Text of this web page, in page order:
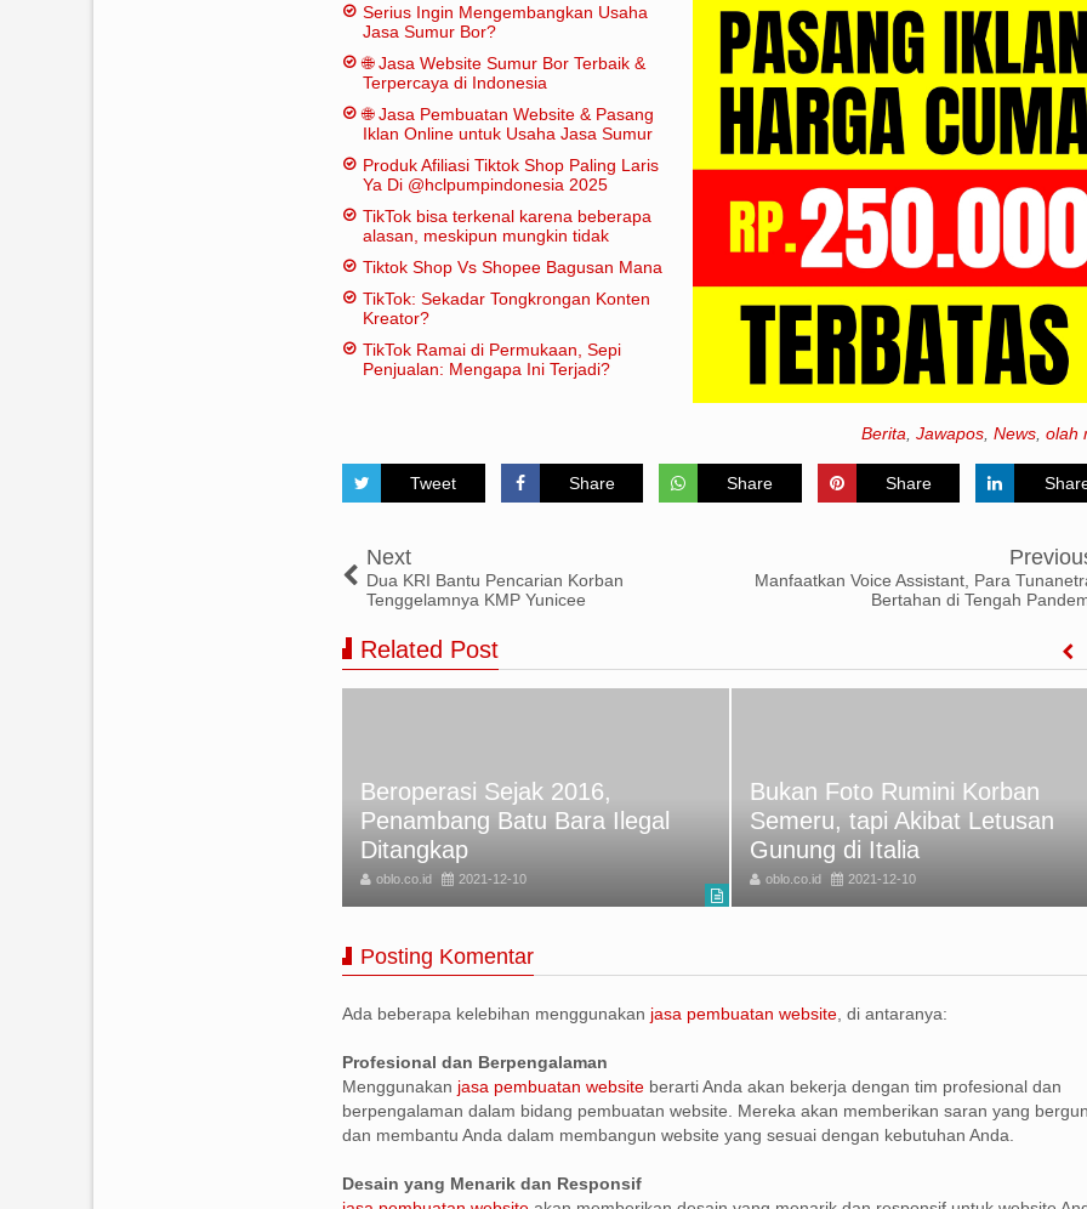
Serius Ingin Mengembangkan Usaha
Jasa Sumur Bor?
🌐 Jasa Website Sumur Bor Terbaik &
Terpercaya di Indonesia
🌐 Jasa Pembuatan Website & Pasang
Iklan Online untuk Usaha Jasa Sumur
Produk Afiliasi Tiktok Shop Paling Laris
Ya Di @hclpumpindonesia 2025
TikTok bisa terkenal karena beberapa
alasan, meskipun mungkin tidak
tradisional:
Tiktok Shop Vs Shopee Bagusan Mana
TikTok: Sekadar Tongkrongan Konten
Kreator?
TikTok Ramai di Permukaan, Sepi
Penjualan: Mengapa Ini Terjadi?
Berita Jawapos News olah
Tweet Share Share Share
Next
Dua KRI Bantu Pencarian Korban
Tenggelamnya KMP Yunicee
Manfaatkan Voice Assistant, Para
Bertahan di Tengah
Related Post
Beroperasi Sejak 2016,
Penambang Batu Bara Ilegal
Ditangkap
oblo.co.id 2021-12-10
Bukan Foto Rumini Korban
Semeru, tapi Akibat Letusan
Gunung di Italia
oblo.co.id 2021-12-10
Posting Komentar
Ada beberapa kelebihan menggunakan jasa pembuatan website , di antaranya:
Profesional dan Berpengalaman
Menggunakan jasa pembuatan website berarti Anda akan bekerja dengan tim profesional dan
berpengalaman dalam bidang pembuatan website. Mereka akan memberikan saran yang
dan membantu Anda dalam membangun website yang sesuai dengan kebutuhan Anda.
Desain yang Menarik dan Responsif